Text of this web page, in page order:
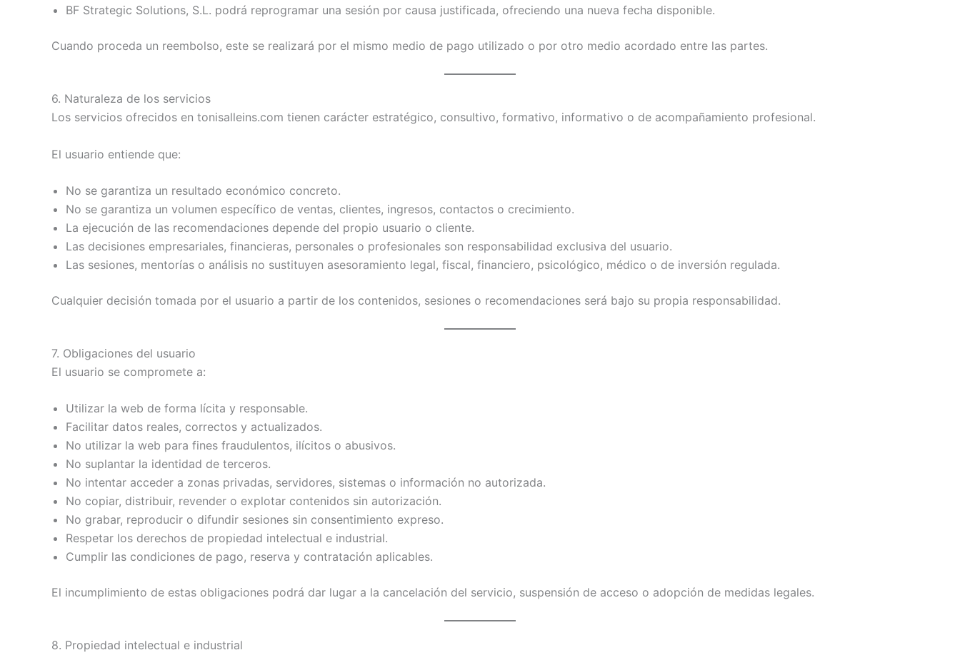
BF Strategic Solutions, S.L. podrá reprogramar una sesión por causa justificada, ofreciendo una nueva fecha disponible.
Cuando proceda un reembolso, este se realizará por el mismo medio de pago utilizado o por otro medio acordado entre las partes.
6. Naturaleza de los servicios
Los servicios ofrecidos en tonisalleins.com tienen carácter estratégico, consultivo, formativo, informativo o de acompañamiento profesional.
El usuario entiende que:
No se garantiza un resultado económico concreto.
No se garantiza un volumen específico de ventas, clientes, ingresos, contactos o crecimiento.
La ejecución de las recomendaciones depende del propio usuario o cliente.
Las decisiones empresariales, financieras, personales o profesionales son responsabilidad exclusiva del usuario.
Las sesiones, mentorías o análisis no sustituyen asesoramiento legal, fiscal, financiero, psicológico, médico o de inversión regulada.
Cualquier decisión tomada por el usuario a partir de los contenidos, sesiones o recomendaciones será bajo su propia responsabilidad.
7. Obligaciones del usuario
El usuario se compromete a:
Utilizar la web de forma lícita y responsable.
Facilitar datos reales, correctos y actualizados.
No utilizar la web para fines fraudulentos, ilícitos o abusivos.
No suplantar la identidad de terceros.
No intentar acceder a zonas privadas, servidores, sistemas o información no autorizada.
No copiar, distribuir, revender o explotar contenidos sin autorización.
No grabar, reproducir o difundir sesiones sin consentimiento expreso.
Respetar los derechos de propiedad intelectual e industrial.
Cumplir las condiciones de pago, reserva y contratación aplicables.
El incumplimiento de estas obligaciones podrá dar lugar a la cancelación del servicio, suspensión de acceso o adopción de medidas legales.
8. Propiedad intelectual e industrial